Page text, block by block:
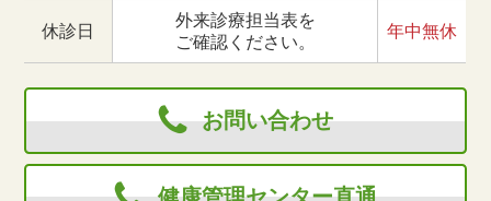
休診日
外来診療担当表を
ご確認ください。
年中無休
お問い合わせ